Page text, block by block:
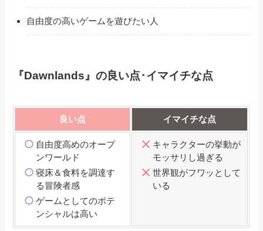
自由度の高いゲームを遊びたい人
『Dawnlands 』の良い点･イマイチな点
良い点 イマイチな点
自由度高めのオープ
ンワールド
寝床＆食料を調達す
る冒険者感
ゲームとしてのポテ
ンシャルは高い
キャラクターの挙動が
モッサリし過ぎる
世界観がフワッとして
いる